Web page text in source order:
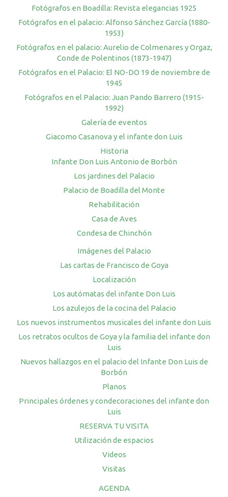
Fotógrafos en Boadilla: Revista elegancias 1925
Fotógrafos en el palacio: Alfonso Sánchez García (1880-
1953)
Fotógrafos en el palacio: Aurelio de Colmenares y Orgaz,
Conde de Polentinos (1873-1947)
Fotógrafos en el Palacio: El NO-DO 19 de noviembre de
1945
Fotógrafos en el Palacio: Juan Pando Barrero (1915-
1992)
Galería de eventos
Giacomo Casanova y el infante don Luis
Historia
Infante Don Luis Antonio de Borbón
Los jardines del Palacio
Palacio de Boadilla del Monte
Rehabilitación
Casa de Aves
Condesa de Chinchón
Imágenes del Palacio
Las cartas de Francisco de Goya
Localización
Los autómatas del infante Don Luis
Los azulejos de la cocina del Palacio
Los nuevos instrumentos musicales del infante don Luis
Los retratos ocultos de Goya y la familia del infante don
Luis
Nuevos hallazgos en el palacio del Infante Don Luis de
Borbón
Planos
Principales órdenes y condecoraciones del infante don
Luis
RESERVA TU VISITA
Utilización de espacios
Videos
Visitas
AGENDA